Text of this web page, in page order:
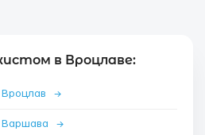
в Вроцлаве:
→
Варшава →